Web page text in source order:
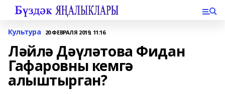
Культура 20 ФЕВРАЛЯ 2019, 11:16
Ләйлә Дәүләтова Фидан
Гафаровны кемгә
алыштырган?